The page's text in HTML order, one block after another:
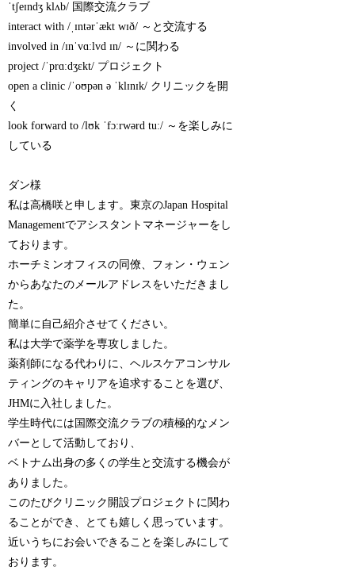
ˈtʃeɪndʒ klʌb/ 国際交流クラブ
interact with /ˌɪntərˈækt wɪð/ ～と交流する
involved in /ɪnˈvɑːlvd ɪn/ ～に関わる
project /ˈprɑːdʒɛkt/ プロジェクト
open a clinic /ˈoʊpən ə ˈklɪnɪk/ クリニックを開
く
look forward to /lʊk ˈfɔːrwərd tuː/ ～を楽しみに
している
ダン様
私は高橋咲と申します。東京のJapan Hospital
Managementでアシスタントマネージャーをし
ております。
ホーチミンオフィスの同僚、フォン・ウェン
からあなたのメールアドレスをいただきまし
た。
簡単に自己紹介させてください。
私は大学で薬学を専攻しました。
薬剤師になる代わりに、ヘルスケアコンサル
ティングのキャリアを追求することを選び、
JHMに入社しました。
学生時代には国際交流クラブの積極的なメン
バーとして活動しており、
ベトナム出身の多くの学生と交流する機会が
ありました。
このたびクリニック開設プロジェクトに関わ
ることができ、とても嬉しく思っています。
近いうちにお会いできることを楽しみにして
おります。